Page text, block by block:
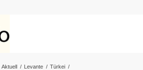
Aktuell / Levante / Türkei /